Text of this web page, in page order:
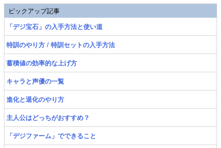
ピックアップ記事
「デジ宝石」の入手方法と使い道
特訓のやり方 / 特訓セットの入手方法
蓄積値の効率的な上げ方
キャラと声優の一覧
進化と退化のやり方
主人公はどっちがおすすめ？
「デジファーム」でできること